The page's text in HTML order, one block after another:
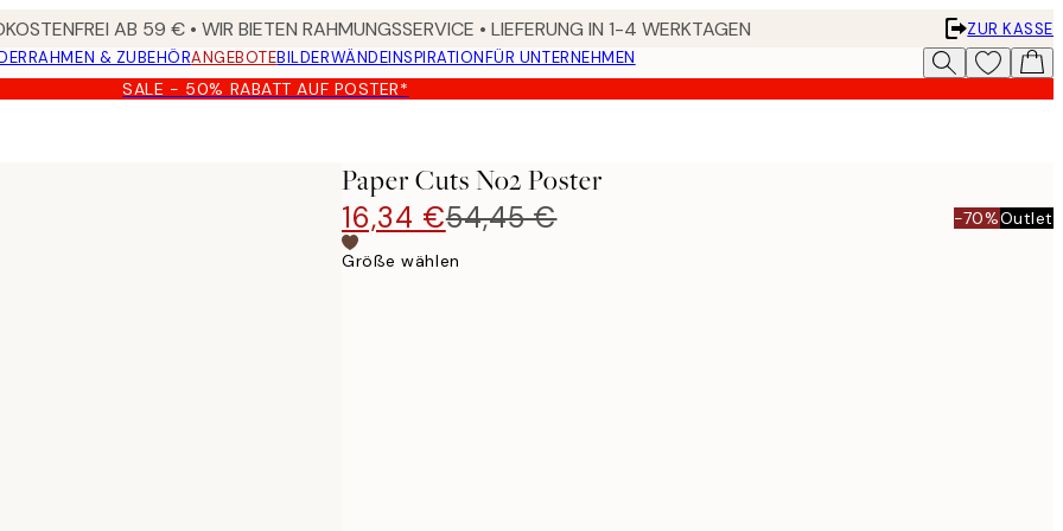
AB 59 € • WIR BIETEN RAHMUNGSSERVICE • LIEFERUNG IN 1-4 WERKTAGEN
ZUR KASSE
RAHMEN & ZUBEHÖRANGEBOTEBILDERWÄNDEINSPIRATIONFÜR UNTERNEHMEN
SALE - 50% RABATT AUF POSTER*
Paper Cuts No2 Poster
16,34 €54,45 € -70%Outlet
Größe wählen